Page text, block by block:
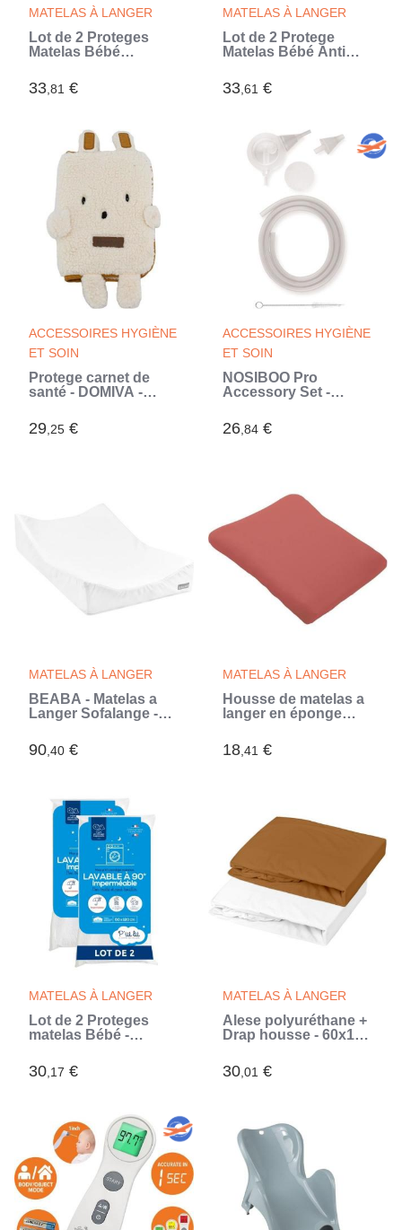
MATELAS À LANGER
Lot de 2 Proteges
Matelas Bébé
Alese Imperméable -
Viscose Douce - Sans
33,81 €
MATELAS À LANGER
Lot de 2 Protege
Matelas Bébé Anti
Bouclette 100% coton
- Imperméable - 50x85
33,61 €
ACCESSOIRES HYGIÈNE
ET SOIN
Protege carnet de
santé - DOMIVA -
29,25 €
ACCESSOIRES HYGIÈNE
ET SOIN
NOSIBOO Pro
Accessory Set -
d'accessoires - Gris
(Gris)
26,84 €
MATELAS À LANGER
BÉABA - Matelas a
Langer Sofalange -
Concept Breveté -
Plan a Langer Incliné -
(Blanc)
90,40 €
MATELAS À LANGER
Housse de matelas a
langer en éponge
- 50 X 75 cm
18,41 €
MATELAS À LANGER
Lot de 2 Proteges
matelas Bébé -
Imperméable et Micro
Respirante - Lavable
30,17 €
MATELAS À LANGER
Alese polyuréthane +
Drap housse - 60x120
30,01 €